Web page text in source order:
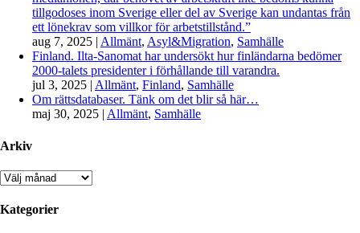
tillgodoses inom Sverige eller del av Sverige kan undantas från
ett lönekrav som villkor för arbetstillstånd.”
aug 7, 2025 | Allmänt, Asyl&Migration, Samhälle
Finland. Ilta-Sanomat har undersökt hur finländarna bedömer
2000-talets presidenter i förhållande till varandra.
jul 3, 2025 | Allmänt, Finland, Samhälle
Om rättsdatabaser. Tänk om det blir så här…
maj 30, 2025 | Allmänt, Samhälle
Arkiv
Arkiv
Kategorier